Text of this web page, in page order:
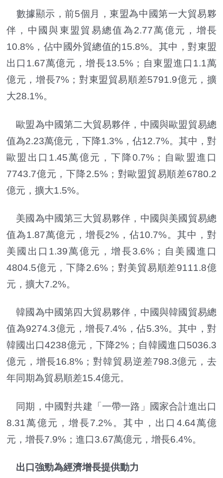
數據顯示，前5個月，東盟為中國第一大貿易夥
伴，中國與東盟貿易總值為2.77萬億元，增長
10.8%，佔中國外貿總值的15.8%。其中，對東盟
出口1.67萬億元，增長13.5%；自東盟進口1.1萬
億元，增長7%；對東盟貿易順差5791.9億元，擴
大28.1%。
歐盟為中國第二大貿易夥伴，中國與歐盟貿易總
值為2.23萬億元，下降1.3%，佔12.7%。其中，對
歐盟出口1.45萬億元，下降0.7%；自歐盟進口
7743.7億元，下降2.5%；對歐盟貿易順差6780.2
億元，擴大1.5%。
美國為中國第三大貿易夥伴，中國與美國貿易總
值為1.87萬億元，增長2%，佔10.7%。其中，對
美國出口1.39萬億元，增長3.6%；自美國進口
4804.5億元，下降2.6%；對美貿易順差9111.8億
元，擴大7.2%。
韓國為中國第四大貿易夥伴，中國與韓國貿易總
值為9274.3億元，增長7.4%，佔5.3%。其中，對
韓國出口4238億元，下降2%；自韓國進口5036.3
億元，增長16.8%；對韓貿易逆差798.3億元，去
年同期為貿易順差15.4億元。
同期，中國對共建「一帶一路」國家合計進出口
8.31萬億元，增長7.2%。其中，出口4.64萬億
元，增長7.9%；進口3.67萬億元，增長6.4%。
出口強勁為經濟增長提供動力